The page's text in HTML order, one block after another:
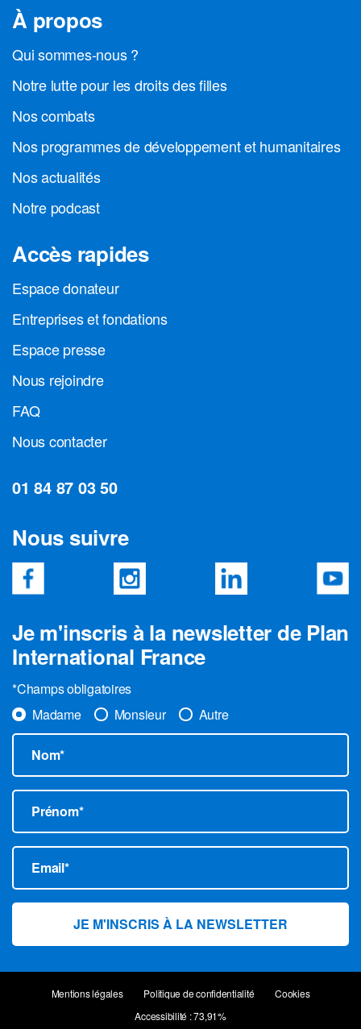
À propos
Qui sommes-nous ?
Notre lutte pour les droits des filles
Nos combats
Nos programmes de développement et humanitaires
Nos actualités
Notre podcast
Accès rapides
Espace donateur
Entreprises et fondations
Espace presse
Nous rejoindre
FAQ
Nous contacter
01 84 87 03 50
Nous suivre
Je m'inscris à la newsletter de Plan
International France
*Champs obligatoires
Madame
Monsieur Autre
Nom*
Prénom*
Email*
Mentions légales Politique de confidentialité
Cookies
Accessibilité : 73,91%